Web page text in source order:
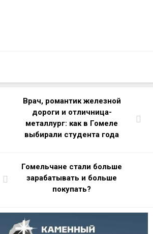
Врач, романтик железной
дороги и отличница-
металлург: как в Гомеле
выбирали студента года
Гомельчане стали больше
зарабатывать и больше
покупать?